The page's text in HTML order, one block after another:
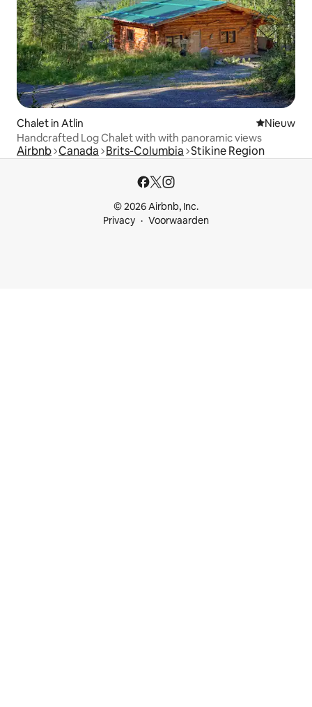
Chalet in Atlin Nieuwe
Nieuw
Handcrafted Log Chalet with with panoramic views
Airbnb Canada Brits-Columbia Stikine Region
© 2026 Airbnb, Inc.
Privacy
Voorwaarden